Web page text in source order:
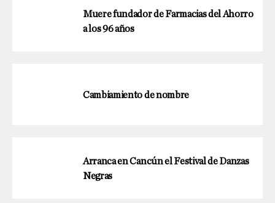
Muere fundador de Farmacias del Ahorro
a los 96 años
Cambiamiento de nombre
Arranca en Cancún el Festival de Danzas
Negras